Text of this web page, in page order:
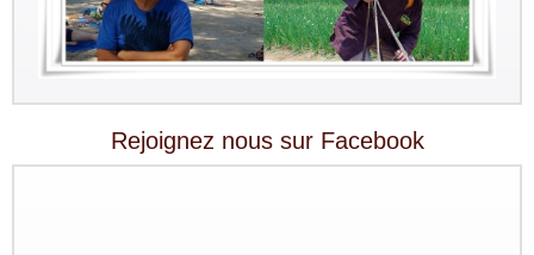
Rejoignez nous sur Facebook